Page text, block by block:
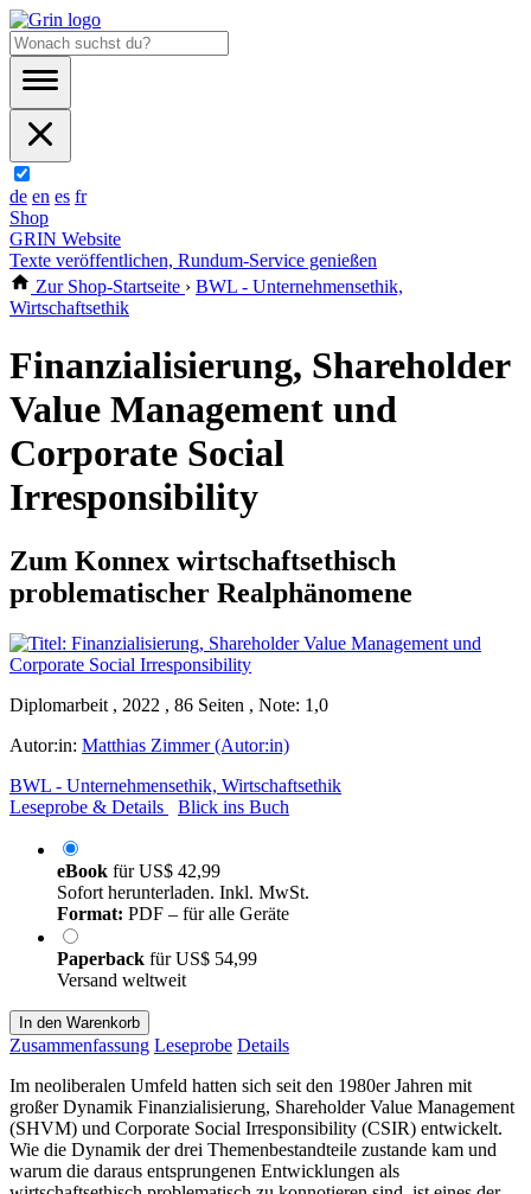
de en es fr
Shop
GRIN Website
Texte veröffentlichen, Rundum-Service genießen
Zur Shop-Startseite › BWL - Unternehmensethik,
Wirtschaftsethik
Finanzialisierung, Shareholder
Value Management und
Corporate Social
Irresponsibility
Zum Konnex wirtschaftsethisch
problematischer Realphänomene
Diplomarbeit , 2022 , 86 Seiten , Note: 1,0
Autor:in: Matthias Zimmer (Autor:in)
BWL - Unternehmensethik, Wirtschaftsethik
Leseprobe & Details
Blick ins Buch
eBook fürUS$ 42,99
Sofort herunterladen. Inkl. MwSt.
Format: PDF – für alle Geräte
Paperback fürUS$ 54,99
Versand weltweit
In den Warenkorb
Zusammenfassung Leseprobe Details
Im neoliberalen Umfeld hatten sich seit den 1980er Jahren mit
großer Dynamik Finanzialisierung, Shareholder Value Management
(SHVM) und Corporate Social Irresponsibility (CSIR) entwickelt.
Wie die Dynamik der drei Themenbestandteile zustande kam und
warum die daraus entsprungenen Entwicklungen als